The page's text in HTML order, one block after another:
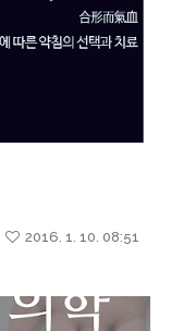
2016. 1. 10. 08:51